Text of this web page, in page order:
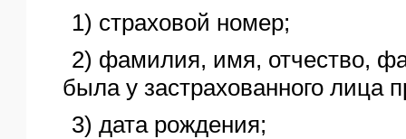
1) страховой номер;
2) фамилия, имя, отчество,
была у застрахованного лица
3) дата рождения;